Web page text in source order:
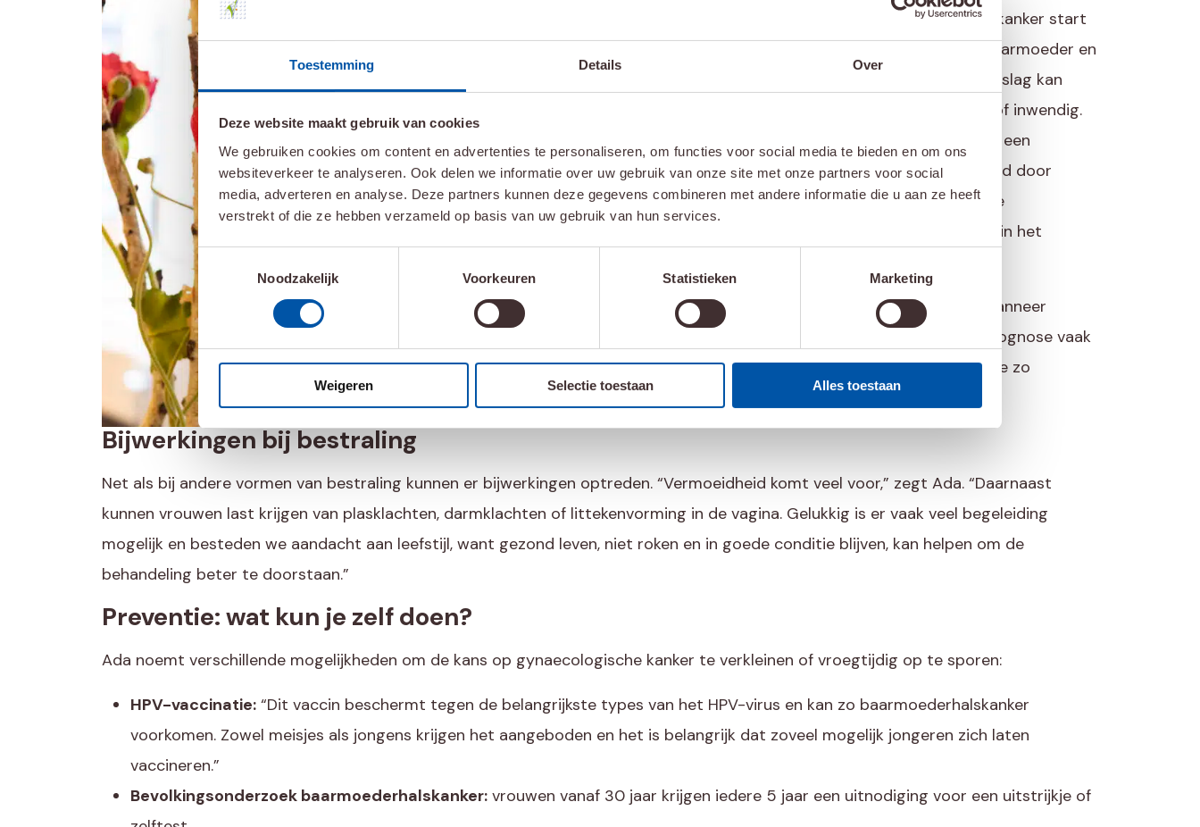
Toestemming Details Over
Deze website maakt gebruik van cookies
We gebruiken cookies om content en advertenties te personaliseren, om functies voor social media te bieden en om ons
websiteverkeer te analyseren. Ook delen we informatie over uw gebruik van onze site met onze partners voor social
media, adverteren en analyse. Deze partners kunnen deze gegevens combineren met andere informatie die u aan ze heeft
verstrekt of die ze hebben verzameld op basis van uw gebruik van hun services.
Toestemmingsselectie
Noodzakelijk
Voorkeuren Statistieken Marketing
Weigeren Selectie toestaan Alles toestaan
situatie van de patiënt. Ada vertelt: “Bij baarmoederkanker start
de behandeling vaak met een operatie waarbij de baarmoeder en
eierstokken worden verwijderd. Afhankelijk van de uitslag kan
daarna aanvullende bestraling nodig zijn, uitwendig of inwendig.
Bij baarmoederhalskanker is de behandeling meestal een
combinatie van bestraling en chemotherapie, gevolgd door
inwendige bestraling. Die gespecialiseerde inwendige
behandeling vindt in Nederland onder andere plaats in het
Volgens Ada is vroege opsporing hierbij cruciaal: “Wanneer
kanker in een vroeg stadium wordt ontdekt, is de prognose vaak
goed. Daarom zijn bevolkingsonderzoek en vaccinatie zo
ontzettend belangrijk.”
Bijwerkingen bij bestraling
Net als bij andere vormen van bestraling kunnen er bijwerkingen optreden. “Vermoeidheid komt veel voor,” zegt Ada. “Daarnaast
kunnen vrouwen last krijgen van plasklachten, darmklachten of littekenvorming in de vagina. Gelukkig is er vaak veel begeleiding
mogelijk en besteden we aandacht aan leefstijl, want gezond leven, niet roken en in goede conditie blijven, kan helpen om de
behandeling beter te doorstaan.”
Preventie: wat kun je zelf doen?
Ada noemt verschillende mogelijkheden om de kans op gynaecologische kanker te verkleinen of vroegtijdig op te sporen:
HPV-vaccinatie: “Dit vaccin beschermt tegen de belangrijkste types van het HPV-virus en kan zo baarmoederhalskanker
voorkomen. Zowel meisjes als jongens krijgen het aangeboden en het is belangrijk dat zoveel mogelijk jongeren zich laten
vaccineren.”
Bevolkingsonderzoek baarmoederhalskanker: vrouwen vanaf 30 jaar krijgen iedere 5 jaar een uitnodiging voor een uitstrijkje of